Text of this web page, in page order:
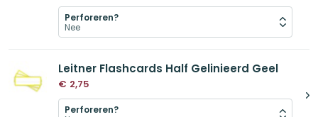
Perforeren?
Leitner Flashcards Half Gelinieerd Geel
€ 2,75
Perforeren?